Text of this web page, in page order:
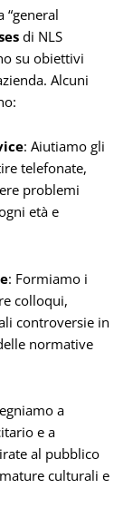
“general
di NLS
su obiettivi
Alcuni
: Aiutiamo gli
telefonate,
problemi
età e
: Formiamo i
colloqui,
controversie in
normative
a
e a
al pubblico
culturali e